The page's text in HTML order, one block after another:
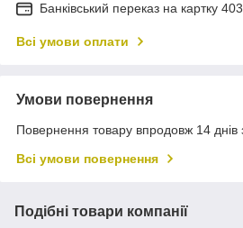
Банківський переказ на картку
Всі умови оплати
Умови повернення
Повернення товару впродовж 14 днів
Всі умови повернення
Подібні товари компанії